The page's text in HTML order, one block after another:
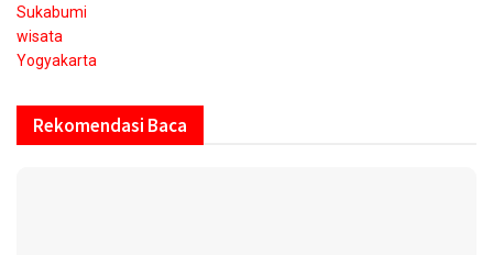
Sukabumi
wisata
Yogyakarta
Rekomendasi Baca